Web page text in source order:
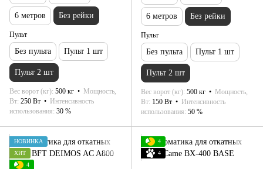
6 метров Без рейки
Пульт
Без пульта Пульт 1 шт
Пульт 2 шт
Вес ворот (кг) 500 кг
Мощность,
Вт 250 Вт
Интенсивность
использования 30 %
6 метров Без рейки
Пульт
Без пульта Пульт 1 шт
Пульт 2 шт
Вес ворот (кг) 500 кг
Мощность,
Вт 150 Вт
Интенсивность
использования 50 %
НОВИНКА
ХИТ
4
4
4